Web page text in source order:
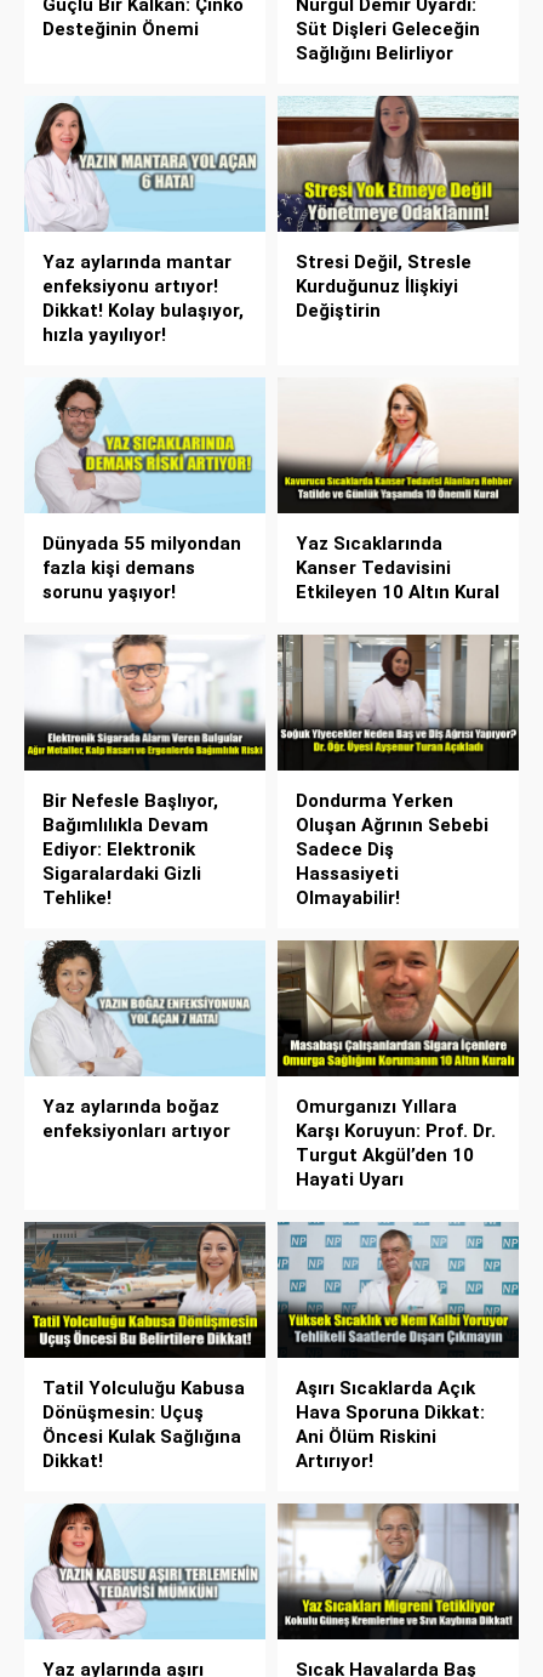
Güçlü Bir Kalkan: Çinko
Desteğinin Önemi
Nurgül Demir Uyardı:
Süt Dişleri Geleceğin
Sağlığını Belirliyor
Yaz aylarında mantar
enfeksiyonu artıyor!
Dikkat! Kolay bulaşıyor,
hızla yayılıyor!
Stresi Değil, Stresle
Kurduğunuz İlişkiyi
Değiştirin
Dünyada 55 milyondan
fazla kişi demans
sorunu yaşıyor!
Yaz Sıcaklarında
Kanser Tedavisini
Etkileyen 10 Altın Kural
Bir Nefesle Başlıyor,
Bağımlılıkla Devam
Ediyor: Elektronik
Sigaralardaki Gizli
Tehlike!
Dondurma Yerken
Oluşan Ağrının Sebebi
Sadece Diş
Hassasiyeti
Olmayabilir!
Yaz aylarında boğaz
enfeksiyonları artıyor
Omurganızı Yıllara
Karşı Koruyun: Prof. Dr.
Turgut Akgül’den 10
Hayati Uyarı
Tatil Yolculuğu Kabusa
Dönüşmesin: Uçuş
Öncesi Kulak Sağlığına
Dikkat!
Aşırı Sıcaklarda Açık
Hava Sporuna Dikkat:
Ani Ölüm Riskini
Artırıyor!
Yaz aylarında aşırı
Sıcak Havalarda Baş